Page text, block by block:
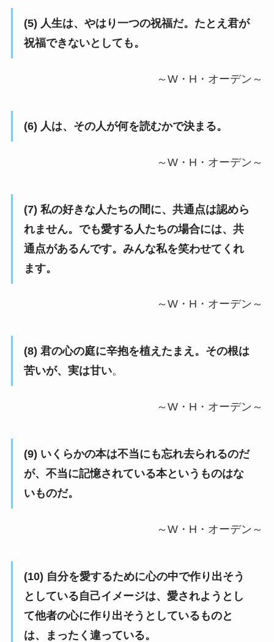
(5) 人生は、やはり一つの祝福だ。たとえ君が
祝福できないとしても。
～W・H・オーデン～
(6) 人は、その人が何を読むかで決まる。
～W・H・オーデン～
(7) 私の好きな人たちの間に、共通点は認めら
れません。でも愛する人たちの場合には、共
通点があるんです。みんな私を笑わせてくれ
ます。
～W・H・オーデン～
(8) 君の心の庭に辛抱を植えたまえ。その根は
苦いが、実は甘い。
～W・H・オーデン～
(9) いくらかの本は不当にも忘れ去られるのだ
が、不当に記憶されている本というものはな
いものだ。
～W・H・オーデン～
(10) 自分を愛するために心の中で作り出そう
としている自己イメージは、愛されようとし
て他者の心に作り出そうとしているものと
は、まったく違っている。